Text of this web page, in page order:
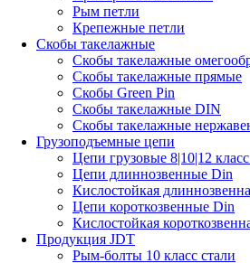
Рым петли
Крепежные петли
Скобы такелажные
Скобы такелажные
Скобы такелажные прямые
Скобы Green Pin
Скобы такелажные DIN
Скобы такелажные
Грузоподъемные цепи
Цепи грузовые 8|10|12
Цепи длиннозвенные Din
Кислостойкая
Цепи короткозвенные Din
Кислостойкая
Продукция JDT
Рым-болты 10 класс стали